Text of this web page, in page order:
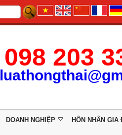
098 203
DOANH NGHIỆP HÔN NHÂN GIA